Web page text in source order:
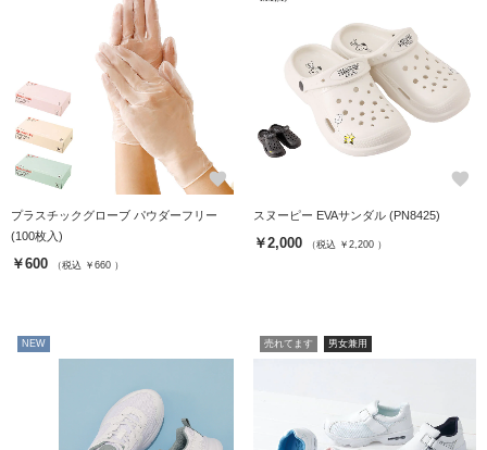
favorite
プラスチックグローブ パウダーフリー
(100枚入)
￥600 （税込 ￥660 ）
favorite
スヌーピー EVAサンダル (PN8425)
￥2,000 （税込 ￥2,200 ）
NEW 売れてます 男女兼用